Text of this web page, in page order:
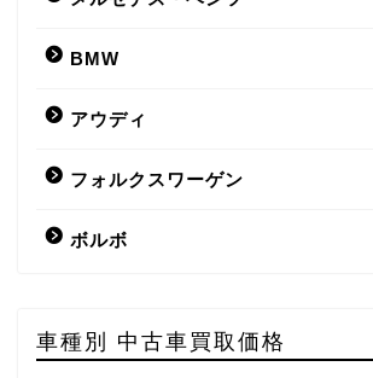
BMW
アウディ
フォルクスワーゲン
ボルボ
車種別 中古車買取価格